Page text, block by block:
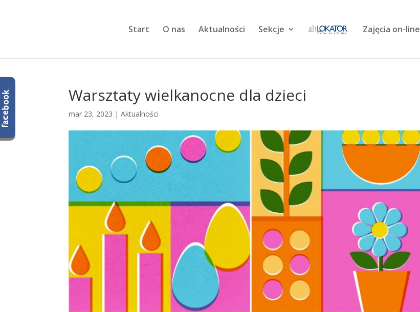
Start O nas Aktualności Sekcje Zajęcia on-line
Warsztaty wielkanocne dla dzieci
mar 23, 2023 |Aktualności